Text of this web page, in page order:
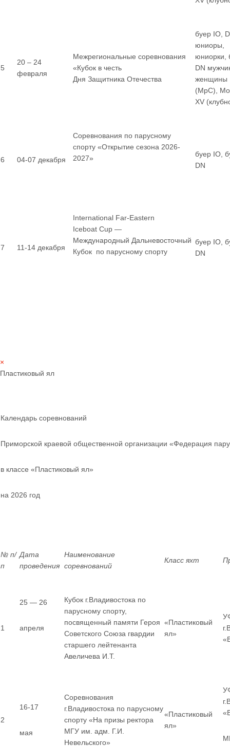
5
20 – 24
февраля
Межрегиональные соревнования
«Кубок в честь
Дня Защитника Отечества
буер IO,
юниоры,
юниорки,
DN
женщины
(МрС),
XV
6 04-07 декабря
Соревнования по парусному
спорту «Открытие сезона 2026-
2027»
буер IO,
DN
7 11-14 декабря
International Far-Eastern
Iceboat Cup —
Международный Дальневосточный
Кубок по парусному спорту
буер IO,
DN
×
Пластиковый ял
Календарь соревнований
Приморской краевой общественной организации «Федерация
в классе «Пластиковый ял»
на 2026 год
№ п/
п
Дата
проведения
Наименование
соревнований
Класс яхт
1
25 — 26
апреля
Кубок г.Владивостока по
парусному спорту,
посвященный памяти Героя
Советского Союза гвардии
старшего лейтенанта
Авеличева И.Т.
«Пластиковый
ял»
2
16-17
мая
Соревнования
г.Владивостока по парусному
спорту «На призы ректора
МГУ им. адм. Г.И.
Невельского»
«Пластиковый
ял»